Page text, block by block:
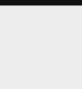
Безмолвный